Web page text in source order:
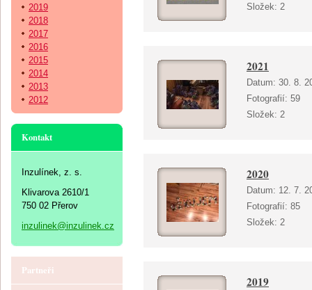
Složek: 2
2021
Datum: 30. 8.
Fotografií: 59
Složek: 2
2020
Datum: 12. 7.
Fotografií: 85
Složek: 2
2019
2019
2018
2017
2016
2015
2014
2013
2012
Kontakt
Inzulínek, z. s.
Klivarova 2610/1
750 02 Přerov
inzulinek@inzulinek.cz
Partneři